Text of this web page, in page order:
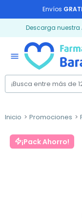
Envíos
Descarga nuestra
menu
Inicio Promociones
¡Pack Ahorro!